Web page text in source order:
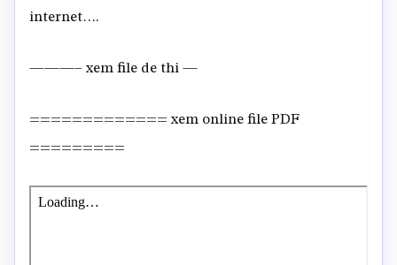
internet….
———– xem file de thi —
============= xem online file PDF
=========